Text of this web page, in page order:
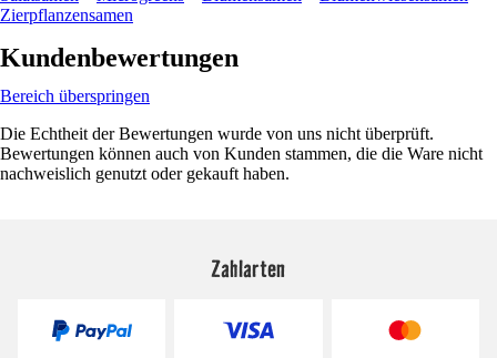
Zierpflanzensamen
Kundenbewertungen
Bereich überspringen
Die Echtheit der Bewertungen wurde von uns nicht überprüft.
Bewertungen können auch von Kunden stammen, die die Ware nicht
nachweislich genutzt oder gekauft haben.
Zahlarten